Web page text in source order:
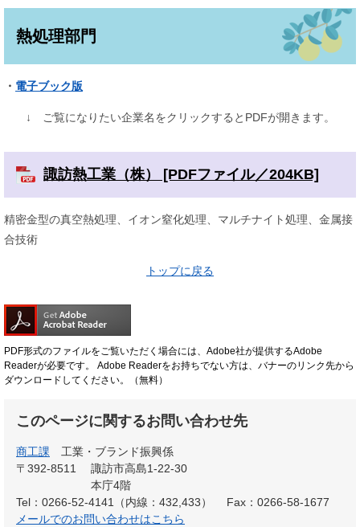
熱処理部門
・ 電子ブック版
↓ ご覧になりたい企業名をクリックするとPDFが開きます。
諏訪熱工業（株） [PDFファイル／204KB]
精密金型の真空熱処理、イオン窒化処理、マルチナイト処理、金属接
合技術
トップに戻る
PDF形式のファイルをご覧いただく場合には、Adobe社が提供するAdobe
Readerが必要です。
Adobe Readerをお持ちでない方は、バナーのリンク先から
ダウンロードしてください。（無料）
このページに関するお問い合わせ先
商工課
工業・ブランド振興係
〒392-8511
諏訪市高島1-22-30
本庁4階
Tel：0266-52-4141（内線：432,433）
Fax：0266-58-1677
メールでのお問い合わせはこちら